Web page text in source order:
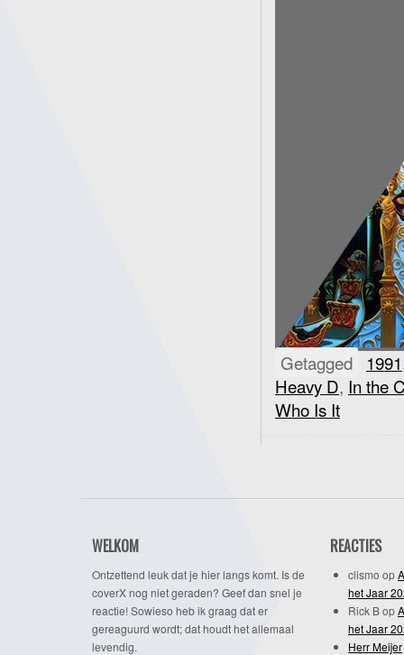
Getagged 1991
Heavy D, In the
Who Is It
WELKOM
Ontzettend leuk dat je hier langs komt. Is de
coverX nog niet geraden? Geef dan snel je
reactie! Sowieso heb ik graag dat er
gereaguurd wordt; dat houdt het allemaal
levendig.
REACTIES
clismo op
het Jaar
Rick Bop
het Jaar
Herr Meijer